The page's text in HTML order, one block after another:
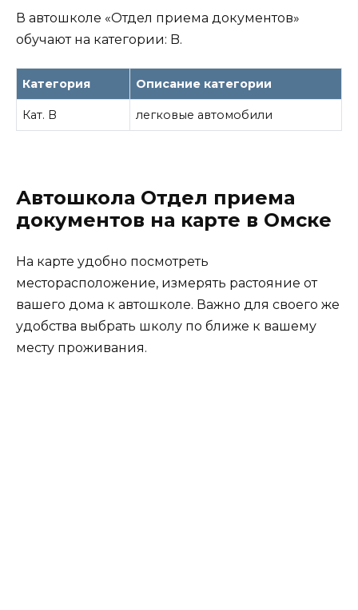
В автошколе «Отдел приема документов»
обучают на категории: B.
Категория Описание категории
Кат. B легковые автомобили
Автошкола Отдел приема
документов на карте в Омске
На карте удобно посмотреть
месторасположение, измерять растояние от
вашего дома к автошколе. Важно для своего же
удобства выбрать школу по ближе к вашему
месту проживания.